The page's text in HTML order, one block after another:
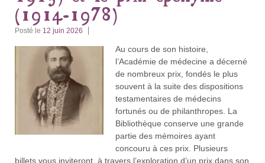
(1914-1978)
Posté le 12 juin 2026
Au cours de son histoire,
l’Académie de médecine a décerné
de nombreux prix, fondés le plus
souvent à la suite des dispositions
testamentaires de médecins
fortunés ou de philanthropes. La
Bibliothèque conserve une grande
partie des mémoires ayant
concouru à ces prix. Plusieurs
billets vous inviteront, à travers l’exploration d’un prix dans son